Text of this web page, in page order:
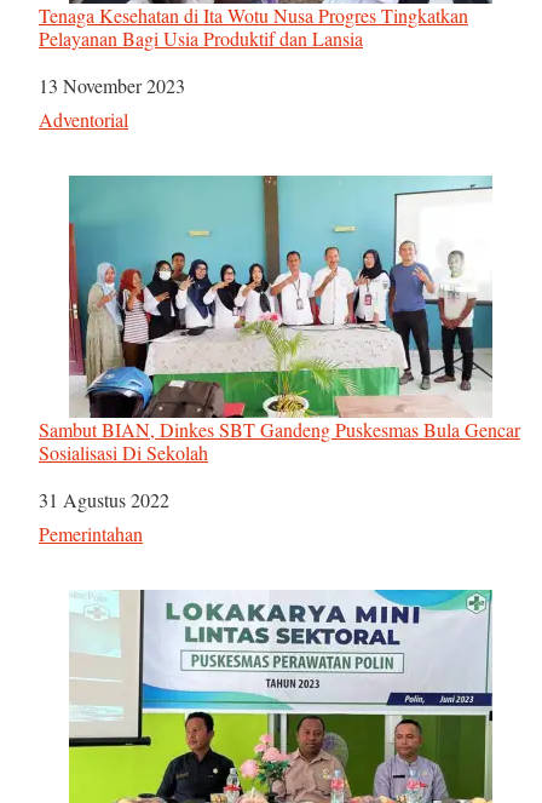
Tenaga Kesehatan di Ita Wotu Nusa Progres Tingkatkan
Pelayanan Bagi Usia Produktif dan Lansia
Tanggal
13 November 2023
Sehubungan dengan
Adventorial
Sambut BIAN, Dinkes SBT Gandeng Puskesmas Bula Gencar
Sosialisasi Di Sekolah
Tanggal
31 Agustus 2022
Sehubungan dengan
Pemerintahan